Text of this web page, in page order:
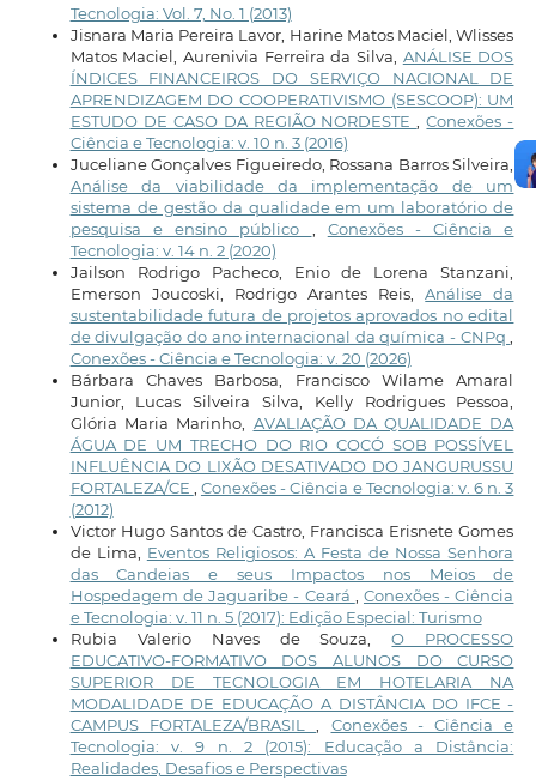
Tecnologia: Vol. 7, No. 1 (2013)
Jisnara Maria Pereira Lavor, Harine Matos Maciel, Wlisses
Matos Maciel, Aurenivia Ferreira da Silva, ANÁLISE DOS
ÍNDICES FINANCEIROS DO SERVIÇO NACIONAL DE
APRENDIZAGEM DO COOPERATIVISMO (SESCOOP): UM
ESTUDO DE CASO DA REGIÃO NORDESTE,Conexões -
Ciência e Tecnologia: v. 10 n. 3 (2016)
Juceliane Gonçalves Figueiredo, Rossana Barros Silveira,
Análise da viabilidade da implementação de um
sistema de gestão da qualidade em um laboratório de
pesquisa e ensino público , Conexões - Ciência e
Tecnologia: v. 14 n. 2 (2020)
Jailson Rodrigo Pacheco, Enio de Lorena Stanzani,
Emerson Joucoski, Rodrigo Arantes Reis,Análise da
sustentabilidade futura de projetos aprovados no edital
de divulgação do ano internacional da química - CNPq,
Conexões - Ciência e Tecnologia: v. 20 (2026)
Bárbara Chaves Barbosa, Francisco Wilame Amaral
Junior, Lucas Silveira Silva, Kelly Rodrigues Pessoa,
Glória Maria Marinho, AVALIAÇÃO DA QUALIDADE DA
ÁGUA DE UM TRECHO DO RIO COCÓ SOB POSSÍVEL
INFLUÊNCIA DO LIXÃO DESATIVADO DO JANGURUSSU
FORTALEZA/CE , Conexões - Ciência e Tecnologia: v. 6 n. 3
(2012)
Victor Hugo Santos de Castro, Francisca Erisnete Gomes
de Lima, Eventos Religiosos: A Festa de Nossa Senhora
das Candeias e seus Impactos nos Meios de
Hospedagem de Jaguaribe - Ceará , Conexões - Ciência
e Tecnologia: v. 11 n. 5 (2017): Edição Especial: Turismo
Rubia Valerio Naves de Souza,O PROCESSO
EDUCATIVO-FORMATIVO DOS ALUNOS DO CURSO
SUPERIOR DE TECNOLOGIA EM HOTELARIA NA
MODALIDADE DE EDUCAÇÃO A DISTÂNCIA DO IFCE -
CAMPUS FORTALEZA/BRASIL, Conexões - Ciência e
Tecnologia: v. 9 n. 2 (2015): Educação a Distância:
Realidades, Desafios e Perspectivas